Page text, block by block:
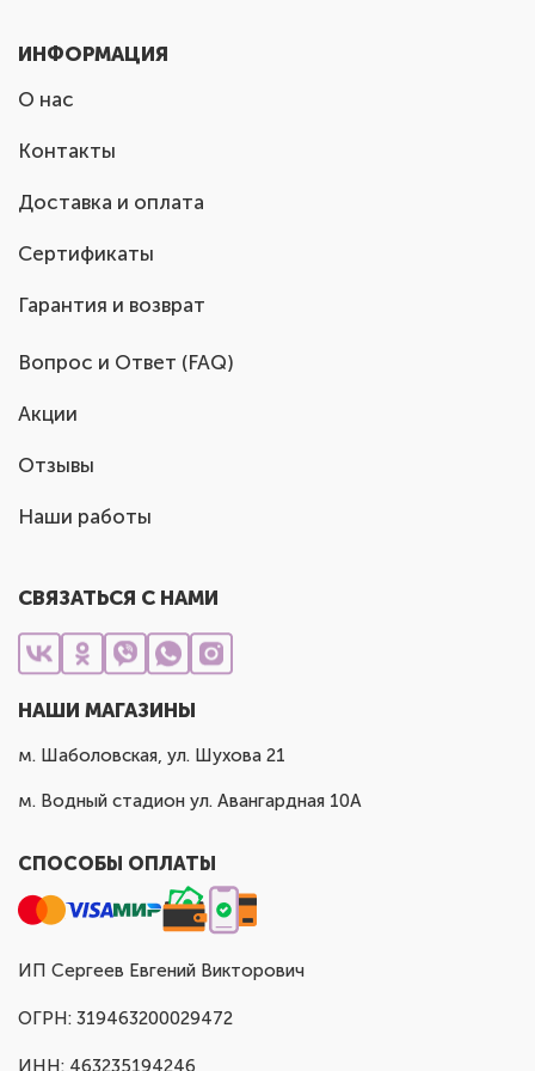
ИНФОРМАЦИЯ
О нас
Контакты
Доставка и оплата
Сертификаты
Гарантия и возврат
Вопрос и Ответ (FAQ)
Акции
Отзывы
Наши работы
СВЯЗАТЬСЯ С НАМИ
НАШИ МАГАЗИНЫ
м. Шаболовская, ул. Шухова 21
м. Водный стадион ул. Авангардная 10А
СПОСОБЫ ОПЛАТЫ
ИП Сергеев Евгений Викторович
ОГРН: 319463200029472
ИНН: 463235194246